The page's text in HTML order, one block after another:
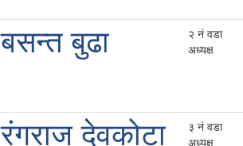
बसन्त बुढा
२ नं वडा
अध्यक्ष
रंगराज देवकोटा
३ नं वडा
अध्यक्ष